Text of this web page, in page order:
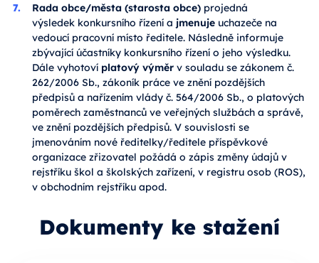
Rada obce/města (starosta obce) projedná
výsledek konkursního řízení a jmenuje uchazeče na
vedoucí pracovní místo ředitele. Následně informuje
zbývající účastníky konkursního řízení o jeho výsledku.
Dále vyhotoví platový výměr v souladu se zákonem č.
262/2006 Sb., zákoník práce ve znění pozdějších
předpisů a nařízením vlády č. 564/2006 Sb., o platových
poměrech zaměstnanců ve veřejných službách a správě,
ve znění pozdějších předpisů. V souvislosti se
jmenováním nové ředitelky/ředitele příspěvkové
organizace zřizovatel požádá o zápis změny údajů v
rejstříku škol a školských zařízení, v registru osob (ROS),
v obchodním rejstříku apod.
Dokumenty ke stažení